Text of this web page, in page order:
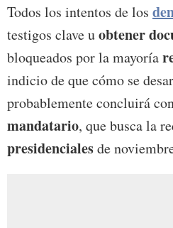
Todos los intentos de los
testigos clave uobtener
bloqueados por la mayoría
indicio de que cómo se
probablemente concluirá
mandatario, que busca la
presidencialesde